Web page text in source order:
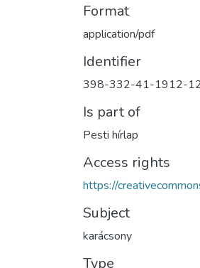
Format
application/pdf
Identifier
398-332-41-1912-
Is part of
Pesti hírlap
Access rights
https://
Subject
karácsony
Type